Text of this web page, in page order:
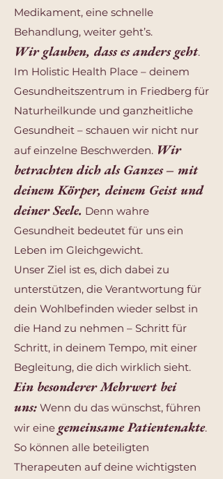
Medikament, eine schnelle
Behandlung, weiter geht’s.
Wir glauben, dass es anders geht.
Im Holistic Health Place – deinem
Gesundheitszentrum in Friedberg für
Naturheilkunde und ganzheitliche
Gesundheit – schauen wir nicht nur
auf einzelne Beschwerden. Wir
betrachten dich als Ganzes– mit
deinem Körper, deinem Geist und
deiner Seele. Denn wahre
Gesundheit bedeutet für uns ein
Leben im Gleichgewicht.
Unser Ziel ist es, dich dabei zu
unterstützen, die Verantwortung für
dein Wohlbefinden wieder selbst in
die Hand zu nehmen – Schritt für
Schritt, in deinem Tempo, mit einer
Begleitung, die dich wirklich sieht.
Ein besonderer Mehrwert bei
uns: Wenn du das wünschst, führen
wir eine gemeinsame Patientenakte.
So können alle beteiligten
Therapeuten auf deine wichtigsten